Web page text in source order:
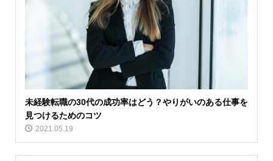
未経験転職の30代の成功率はどう？やりがいのある仕事を
見つけるためのコツ
2021.05.19